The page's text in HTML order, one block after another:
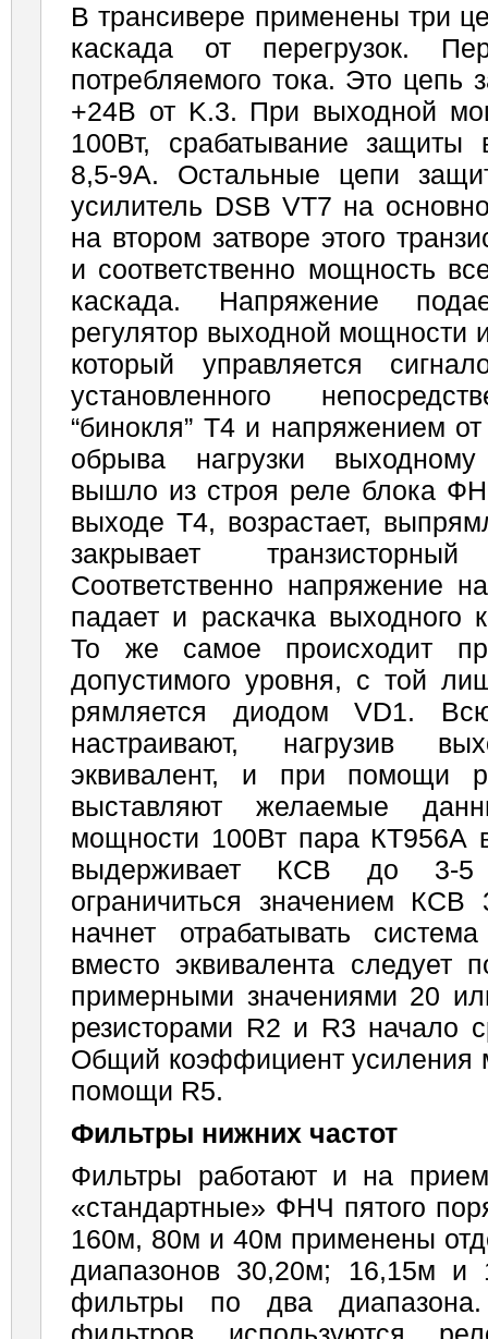
В трансивере применены три
каскада от пе­регрузок.
потребляемого тока. Это цепь
+24В от K.3. При выходной
100Вт, срабатывание защиты
8,5-9А. Остальные цепи
усилитель DSB VT7 на
на втором затво­ре этого
и соответственно мощность
каскада. Напряжение
регулятор вы­ходной мощности
который управляется
установленного
“бинокля” Т4 и напряжением
обрыва нагрузки
вышло из строя реле блока
выходе Т4, возрастает,
закрывает
Соответственно напряжение
па­дает и раскачка выходного
То же самое происходит
допустимого уровня, с той
рямляется диодом VD1.
настраивают, нагрузив
эквивалент, и при помощи
выставляют желаемые
мощности 100Вт пара КТ956А
выдержи­вает КСВ до 3-
ограничиться значением
начнет отрабатывать
вместо экви­валента следует
примерными значениями 20
резисторами R2 и R3 начало
Об­щий коэффициент усиления
помощи R5.
Фильтры нижних частот
Фильтры работают и на
«стандартные» ФНЧ пятого
160м, 80м и 40м применены
диапазонов 30,20м; 16,15м и
фильтры по два